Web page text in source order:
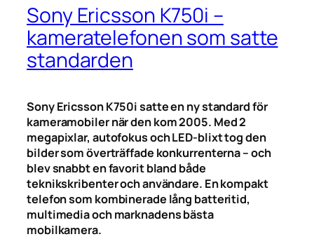
Sony Ericsson K750i –
kameratelefonen som satte
standarden
Sony Ericsson K750i satte en ny standard för
kameramobiler när den kom 2005. Med 2
megapixlar, autofokus och LED-blixt tog den
bilder som överträffade konkurrenterna – och
blev snabbt en favorit bland både
teknikskribenter och användare. En kompakt
telefon som kombinerade lång batteritid,
multimedia och marknadens bästa
mobilkamera.